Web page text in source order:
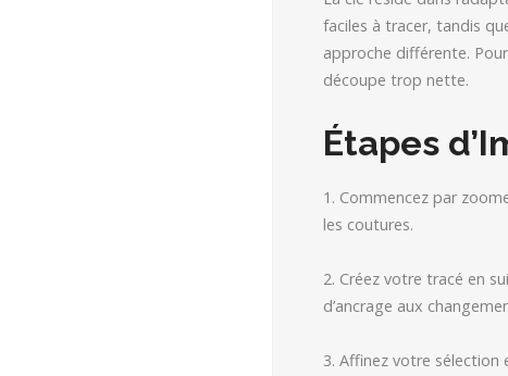
faciles à tracer, tandis
approche différente.
découpe trop nette.
Étapes
1. Commencez par
les coutures.
2. Créez votre tracé en
d’ancrage aux
3. Affinez votre sélection